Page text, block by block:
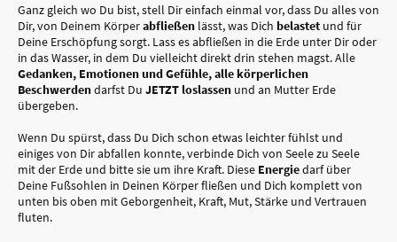
Ganz gleich wo Du bist, stell Dir einfach einmal vor, dass Du alles von
Dir, von Deinem Körperabfließen lässt, was Dich belastet und für
Deine Erschöpfung sorgt. Lass es abfließen in die Erde unter Dir oder
in das Wasser, in dem Du vielleicht direkt drin stehen magst. Alle
Gedanken, Emotionen und Gefühle, alle körperlichen
Beschwerdendarfst Du JETZT loslassen und an Mutter Erde
übergeben.
Wenn Du spürst, dass Du Dich schon etwas leichter fühlst und
einiges von Dir abfallen konnte, verbinde Dich von Seele zu Seele
mit der Erde und bitte sie um ihre Kraft. Diese Energiedarf über
Deine Fußsohlen in Deinen Körper fließen und Dich komplett von
unten bis oben mit Geborgenheit, Kraft, Mut, Stärke und Vertrauen
fluten.